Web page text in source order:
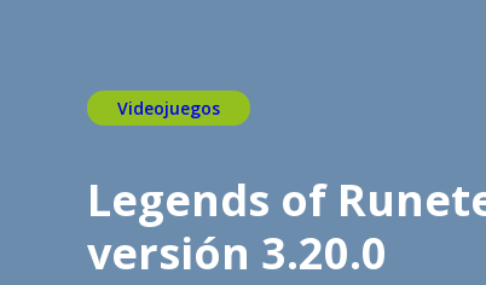
Videojuegos
Legends of
versión 3.20.0